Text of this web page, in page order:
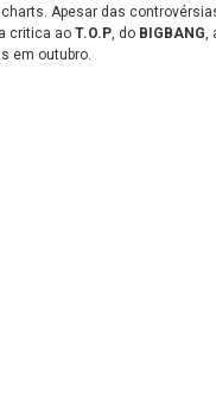
Apesar das
critica ao T.O.P , do BIGBANG
em outubro.